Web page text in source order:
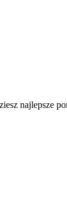
najlepsze